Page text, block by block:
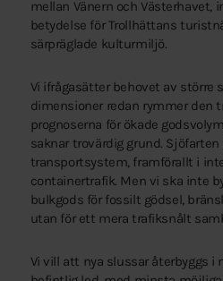
mellan Vänern och Västerhavet,
betydelse för Trollhättans
särpräglade kulturmiljö.
Vi ifrågasätter behovet av större
dimensioner redan rymmer den
prognoserna för ökade
saknar trovärdig grund.
transportsystem, framförallt i
containertrafik. Men vi ska inte
bulkgods för fossilt gödsel,
utan för ett mera trafiksnålt
Vi vill att nya slussar återbyggs i